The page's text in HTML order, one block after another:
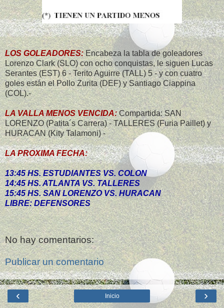
LOS GOLEADORES:Encabeza la tabla de goleadores
Lorenzo Clark (SLO) con ocho conquistas, le siguen Lucas
Serantes (EST) 6 - Terito Aguirre (TALL) 5 - y con cuatro
goles están el Pollo Zurita (DEF) y Santiago Ciappina
(COL).-
LA VALLA MENOS VENCIDA:Compartida: SAN
LORENZO (Patita´s Carrera) - TALLERES (Furia Paillet) y
HURACAN (Kity Talamoni) -
LA PROXIMA FECHA:
13:45 HS. ESTUDIANTES VS. COLON
14:45 HS. ATLANTA VS. TALLERES
15:45 HS. SAN LORENZO VS. HURACAN
LIBRE: DEFENSORES
No hay comentarios:
Publicar un comentario
‹ ›
Inicio